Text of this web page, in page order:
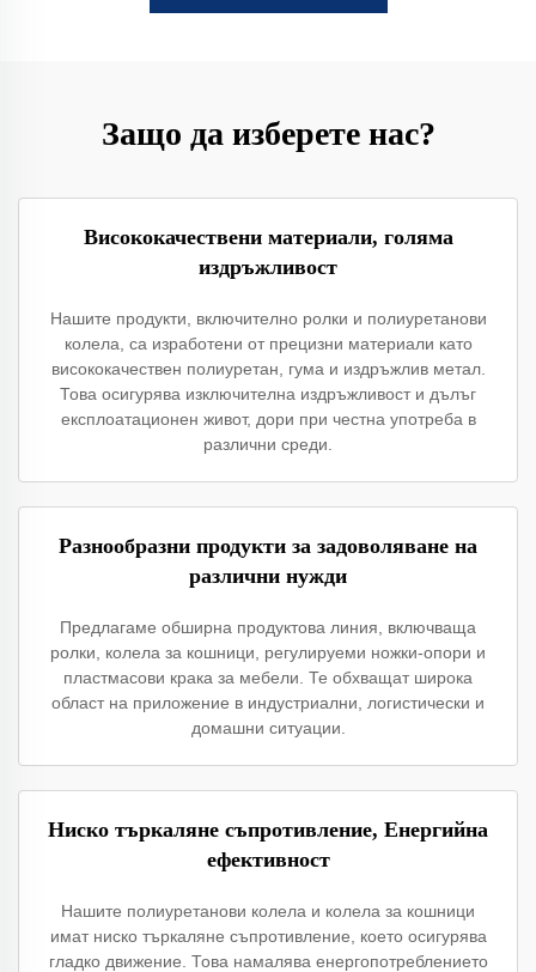
Защо да изберете нас?
Висококачествени материали, голяма
издръжливост
Нашите продукти, включително ролки и полиуретанови
колела, са изработени от прецизни материали като
висококачествен полиуретан, гума и издръжлив метал.
Това осигурява изключителна издръжливост и дълъг
експлоатационен живот, дори при честна употреба в
различни среди.
Разнообразни продукти за задоволяване на
различни нужди
Предлагаме обширна продуктовa линия, включваща
ролки, колела за кошници, регулируеми ножки-опори и
пластмасови крака за мебели. Те обхващат широка
област на приложение в индустриални, логистически и
домашни ситуации.
Ниско търкаляне съпротивление, Енергийна
ефективност
Нашите полиуретанови колела и колела за кошници
имат ниско търкаляне съпротивление, което осигурява
гладко движение. Това намалява енергопотреблението